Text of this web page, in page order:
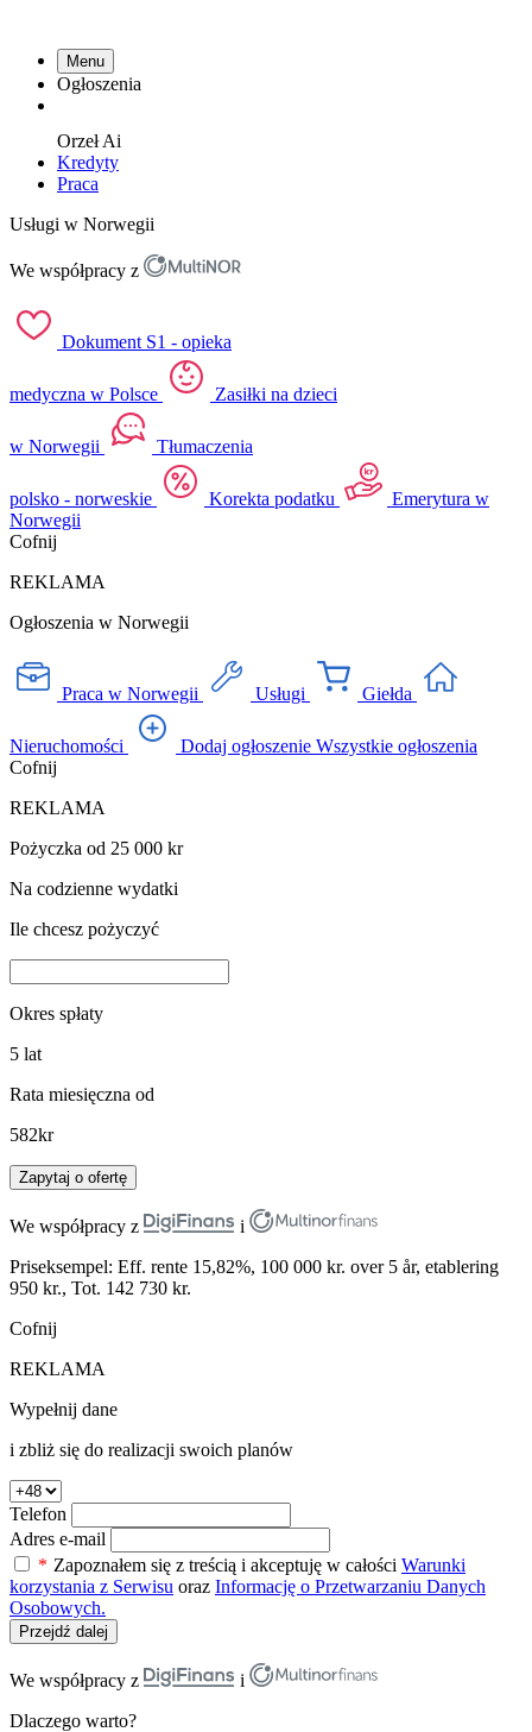
Menu
Ogłoszenia
OrzełAi
Kredyty
Praca
Usługi w Norwegii
We współpracy z
Dokument S1 - opieka
medyczna w Polsce Zasiłki na dzieci
w Norwegii Tłumaczenia
polsko - norweskie Korekta podatku
Emerytura w
Norwegii
Cofnij
REKLAMA
Ogłoszenia w Norwegii
Praca w Norwegii Usługi Giełda
Nieruchomości Dodaj ogłoszenie Wszystkie ogłoszenia
Cofnij
REKLAMA
Pożyczka od 25 000 kr
Na codzienne wydatki
Ile chcesz pożyczyć
Okres spłaty
5 lat
Rata miesięczna od
582kr
Zapytaj o ofertę
We współpracy z
i
Priseksempel: Eff. rente 15,82%, 100 000 kr. over 5 år, etablering
950 kr., Tot. 142 730 kr.
Cofnij
REKLAMA
Wypełnij dane
i zbliż się do realizacji swoich planów
Telefon
Adres e-mail
* Zapoznałem się z treścią i akceptuję w całości Warunki
korzystania z Serwisu oraz Informację o Przetwarzaniu Danych
Osobowych.
Przejdź dalej
We współpracy z
i
Dlaczego warto?